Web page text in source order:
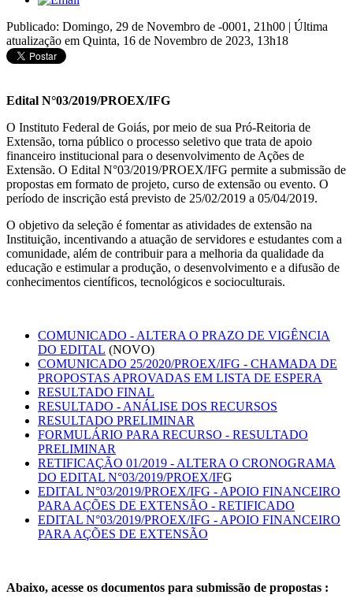
Publicado: Domingo, 29 de Novembro de -0001, 21h00 | Última
atualização em Quinta, 16 de Novembro de 2023, 13h18
Edital N°03/2019/PROEX/IFG
O Instituto Federal de Goiás, por meio de sua Pró-Reitoria de
Extensão, torna público o processo seletivo que trata de apoio
financeiro institucional para o desenvolvimento de Ações de
Extensão. O Edital N°03/2019/PROEX/IFG permite a submissão de
propostas em formato de projeto, curso de extensão ou evento. O
período de inscrição está previsto de 25/02/2019 a 05/04/2019.
O objetivo da seleção é fomentar as atividades de extensão na
Instituição, incentivando a atuação de servidores e estudantes com a
comunidade, além de contribuir para a melhoria da qualidade da
educação e estimular a produção, o desenvolvimento e a difusão de
conhecimentos científicos, tecnológicos e socioculturais.
COMUNICADO - ALTERA O PRAZO DE VIGÊNCIA
DO EDITAL (NOVO)
COMUNICADO 25/2020/PROEX/IFG - CHAMADA DE
PROPOSTAS APROVADAS EM LISTA DE ESPERA
RESULTADO FINAL
RESULTADO - ANÁLISE DOS RECURSOS
RESULTADO PRELIMINAR
FORMULÁRIO PARA RECURSO - RESULTADO
PRELIMINAR
RETIFICAÇÃO 01/2019 - ALTERA O CRONOGRAMA
DO EDITAL N°03/2019/PROEX/IFG
EDITAL N°03/2019/PROEX/IFG - APOIO FINANCEIRO
PARA AÇÕES DE EXTENSÃO - RETIFICADO
EDITAL N°03/2019/PROEX/IFG - APOIO FINANCEIRO
PARA AÇÕES DE EXTENSÃO
Abaixo, acesse os documentos para submissão de propostas :